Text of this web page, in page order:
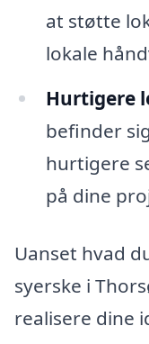
at støtte
lokale
Hurtigere
befinder
hurtigere
på dine
Uanset hvad
syerske i
realisere dine